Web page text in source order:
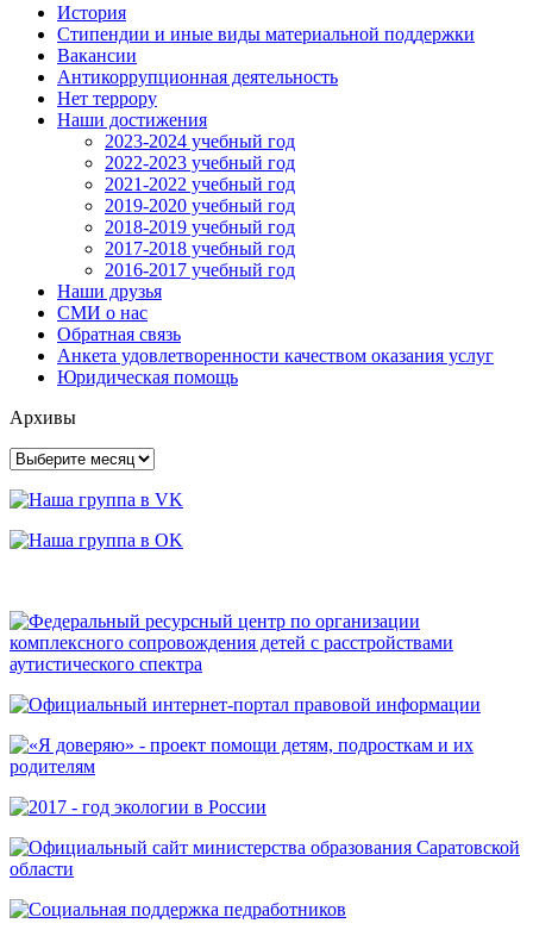
История
Стипендии и иные виды материальной поддержки
Вакансии
Антикоррупционная деятельность
Нет террору
Наши достижения
2023-2024 учебный год
2022-2023 учебный год
2021-2022 учебный год
2019-2020 учебный год
2018-2019 учебный год
2017-2018 учебный год
2016-2017 учебный год
Наши друзья
СМИ о нас
Обратная связь
Анкета удовлетворенности качеством оказания услуг
Юридическая помощь
Архивы
Архивы